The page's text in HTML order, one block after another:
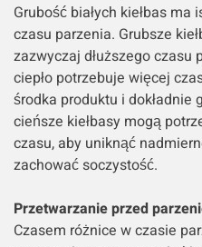
Grubość białych kiełbas
czasu parzenia. Grubsze
zazwyczaj dłuższego czasu
ciepło potrzebuje więcej
środka produktu i dokładnie
cieńsze kiełbasy mogą
czasu, aby uniknąć
zachować soczystość.
Przetwarzanie przed
Czasem różnice w czasie